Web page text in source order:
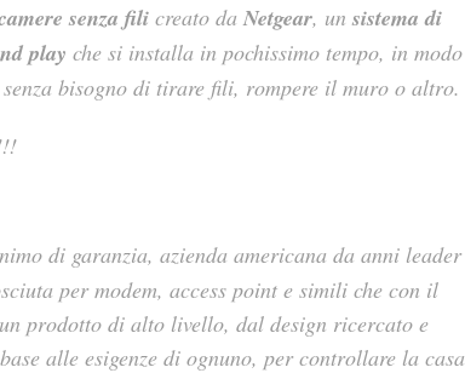
senza filicreato daNetgear, unsistema di
play che si installa in pochissimo tempo, in modo
senza bisogno di tirare fili, rompere il muro o altro.
di garanzia, azienda americana da anni leader
per modem, access point e simili che con il
prodotto di alto livello, dal design ricercato e
alle esigenze di ognuno, per controllare la casa